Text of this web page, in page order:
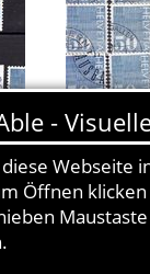
+
Schweiz
ya+yb!
M€ 5,70
0,85 €